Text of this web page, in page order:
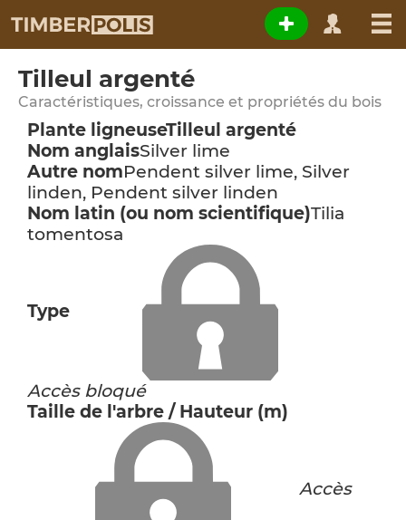
Tilleul argenté
Caractéristiques, croissance et propriétés du bois
Plante ligneuseTilleul argenté
Nom anglaisSilver lime
Autre nomPendent silver lime, Silver
linden, Pendent silver linden
Nom latin (ou nom scientifique)Tilia
tomentosa
Type
Accès bloqué
Taille de l'arbre / Hauteur (m)
Accès